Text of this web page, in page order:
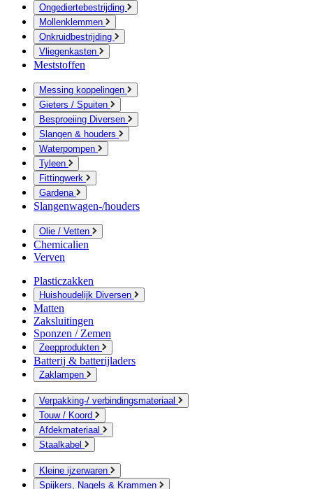
Ongediertebestrijding
Mollenklemmen
Onkruidbestrijding
Vliegenkasten
Meststoffen
Messing koppelingen
Gieters / Spuiten
Besproeiing Diversen
Slangen & houders
Waterpompen
Tyleen
Fittingwerk
Gardena
Slangenwagen-/houders
Olie / Vetten
Chemicalien
Verven
Plasticzakken
Huishoudelijk Diversen
Matten
Zaksluitingen
Sponzen / Zemen
Zeepprodukten
Batterij & batterijladers
Zaklampen
Verpakking-/ verbindingsmateriaal
Touw / Koord
Afdekmateriaal
Staalkabel
Kleine ijzerwaren
Spijkers, Nagels & Krammen